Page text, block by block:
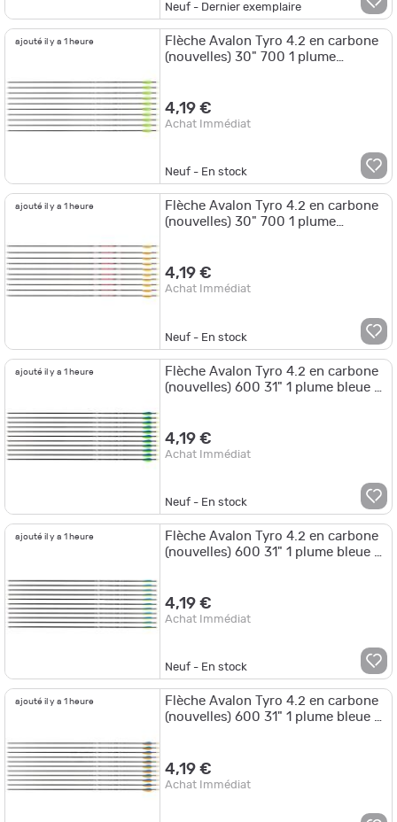
Neuf - Dernier exemplaire
ajouté il y a 1 heure
Flèche Avalon Tyro 4.2 en carbone
(nouvelles) 30" 700 1 plume
4,19 €
Achat Immédiat
Neuf - En stock
ajouté il y a 1 heure
Flèche Avalon Tyro 4.2 en carbone
(nouvelles) 30" 700 1 plume
4,19 €
Achat Immédiat
Neuf - En stock
ajouté il y a 1 heure
Flèche Avalon Tyro 4.2 en carbone
(nouvelles) 600 31" 1 plume bleue 2
4,19 €
Achat Immédiat
Neuf - En stock
ajouté il y a 1 heure
Flèche Avalon Tyro 4.2 en carbone
(nouvelles) 600 31" 1 plume bleue 2
4,19 €
Achat Immédiat
Neuf - En stock
ajouté il y a 1 heure
Flèche Avalon Tyro 4.2 en carbone
(nouvelles) 600 31" 1 plume bleue 2
4,19 €
Achat Immédiat